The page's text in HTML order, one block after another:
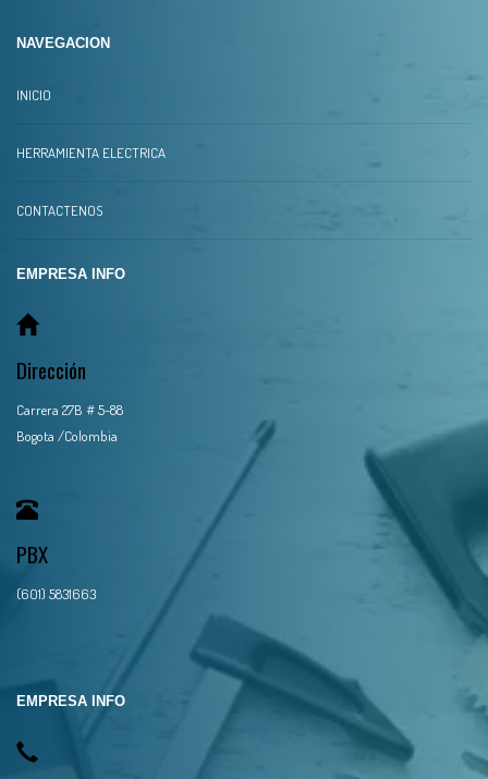
NAVEGACION
INICIO
HERRAMIENTA ELECTRICA
CONTACTENOS
EMPRESA INFO
Dirección
Carrera 27B # 5-88
Bogota /Colombia
PBX
(601) 5831663
EMPRESA INFO